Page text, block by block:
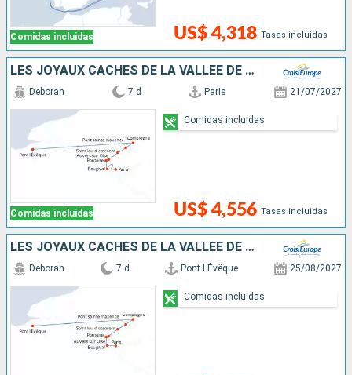
Comidas incluidas US$ 4,318 Tasas incluidas
LES JOYAUX CACHÉS DE LA VALLÉE DE L'OISE, ENTRE DEMEURE HISTORIQUE ET SAVEURS LOCALES
Comidas incluidas
Deborah 7 d Paris 21/07/2027
US$ 4,556 Tasas incluidas
Comidas incluidas
LES JOYAUX CACHÉS DE LA VALLÉE DE L'OISE, ENTRE DEMEURE HISTORIQUE ET SAVEURS LOCALES
Deborah 7 d Pont l Évêque 25/08/2027
Comidas incluidas